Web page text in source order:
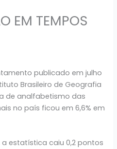
EM TEMPOS
publicado em julho
Brasileiro de Geografia
de analfabetismo das
no país ficou em 6,6% em
a estatística caiu 0,2 pontos